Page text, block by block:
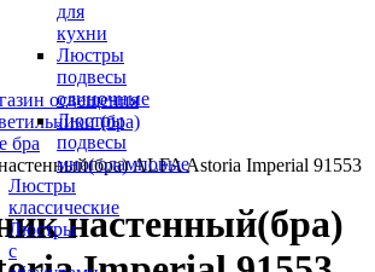
для
кухни
Люстры
подвесы
одиночные
Люстры
подвесы
многоламповые
Люстры
классические
Люстры
с
освещения
(бра)
бра
ALFA Astoria Imperial 91553
настенный(бра)